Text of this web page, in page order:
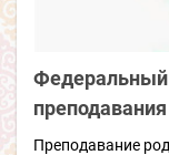
Федеральный
Преподавание